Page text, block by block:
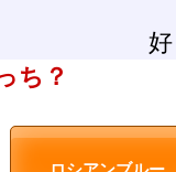
ち？